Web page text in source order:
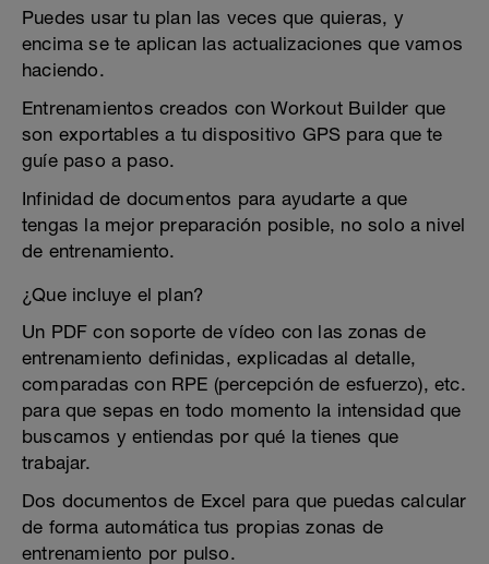
Puedes usar tu plan las veces que quieras, y
encima se te aplican las actualizaciones que vamos
haciendo.
Entrenamientos creados con Workout Builder que
son exportables a tu dispositivo GPS para que te
guíe paso a paso.
Infinidad de documentos para ayudarte a que
tengas la mejor preparación posible, no solo a nivel
de entrenamiento.
¿Que incluye el plan?
Un PDF con soporte de vídeo con las zonas de
entrenamiento definidas, explicadas al detalle,
comparadas con RPE (percepción de esfuerzo), etc.
para que sepas en todo momento la intensidad que
buscamos y entiendas por qué la tienes que
trabajar.
Dos documentos de Excel para que puedas calcular
de forma automática tus propias zonas de
entrenamiento por pulso.